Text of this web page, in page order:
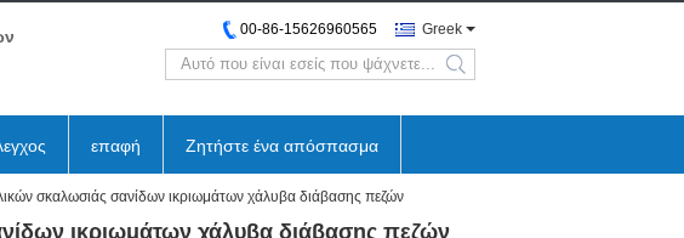
Greek
00-86-15626960565
search
επαφή Ζητήστε ένα απόσπασμα
σκαλωσιάς σανίδων ικριωμάτων χάλυβα διάβασης πεζών
ικριωμάτων χάλυβα διάβασης πεζών